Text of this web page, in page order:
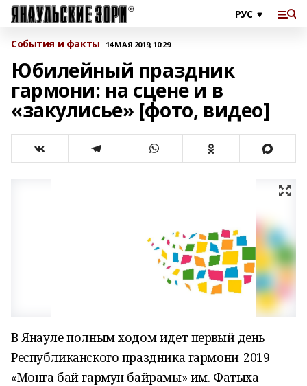
События и факты 14 МАЯ 2019, 10:29
Юбилейный праздник
гармони: на сцене и в
«закулисье» [фото, видео]
В Янауле полным ходом идет первый день
Республиканского праздника гармони-2019
«Монга бай гармун байрамы» им. Фатыха